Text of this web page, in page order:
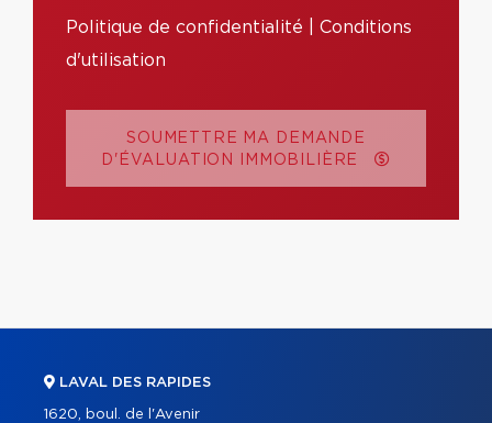
Politique de confidentialité
Conditions
d'utilisation
SOUMETTRE MA DEMANDE
D'ÉVALUATION IMMOBILIÈRE
LAVAL DES RAPIDES
1620, boul. de l'Avenir